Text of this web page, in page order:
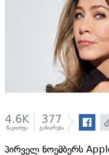
4.6K
წაკითხვა
377
გაზიარება
პირველ ნოემბერს